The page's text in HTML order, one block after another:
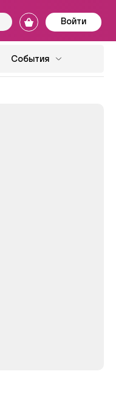
Войти
События